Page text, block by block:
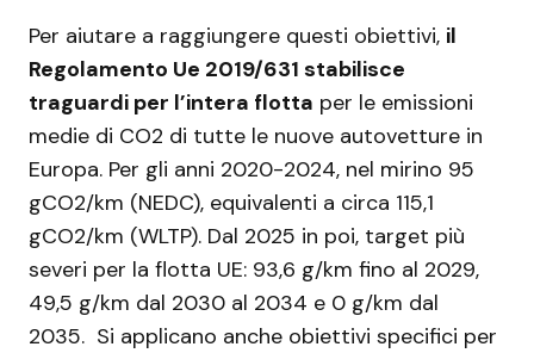
Per aiutare a raggiungere questi obiettivi, il
Regolamento Ue 2019/631 stabilisce
traguardi per l’intera flotta per le emissioni
medie di CO2 di tutte le nuove autovetture in
Europa. Per gli anni 2020-2024, nel mirino 95
gCO2/km (NEDC), equivalenti a circa 115,1
gCO2/km (WLTP). Dal 2025 in poi, target più
severi per la flotta UE: 93,6 g/km fino al 2029,
49,5 g/km dal 2030 al 2034 e 0 g/km dal
2035. Si applicano anche obiettivi specifici per